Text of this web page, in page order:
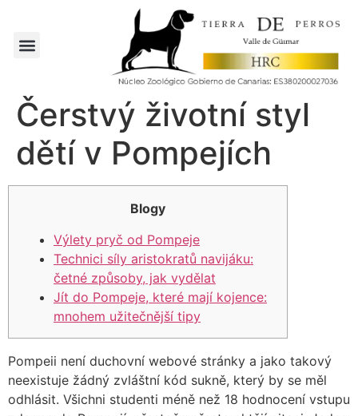
Čerstvý životní styl
dětí v Pompejích
Blogy
Výlety pryč od Pompeje
Technici síly aristokratů navijáku:
četné způsoby, jak vydělat
Jít do Pompeje, které mají kojence:
mnohem užitečnější tipy
Pompeii není duchovní webové stránky a jako takový
neexistuje žádný zvláštní kód sukně, který by se měl
odhlásit. Všichni studenti méně než 18 hodnocení vstupu